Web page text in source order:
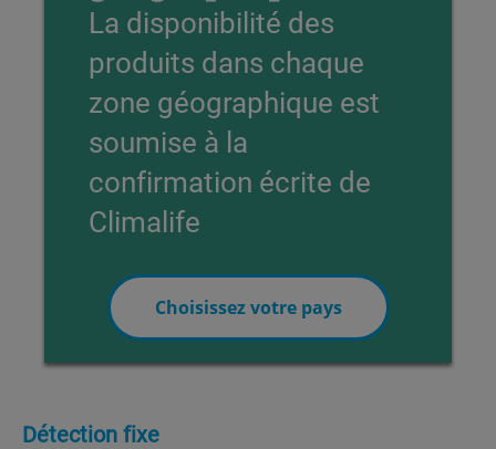
La disponibilité des
produits dans chaque
zone géographique est
soumise à la
confirmation écrite de
Climalife
Choisissez votre pays
Détection fixe